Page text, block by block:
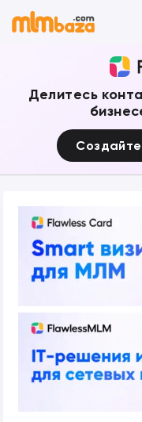
Делитесь